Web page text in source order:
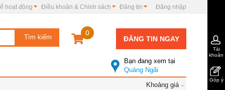
Đăng nhập
Đăng tin
Điều khoản & Chính sách
hoạt động
0
ĐĂNG TIN NGAY
Bạn đang xem tại
Quảng Ngãi
Khoảng giá
Tài
khoản
Góp ý